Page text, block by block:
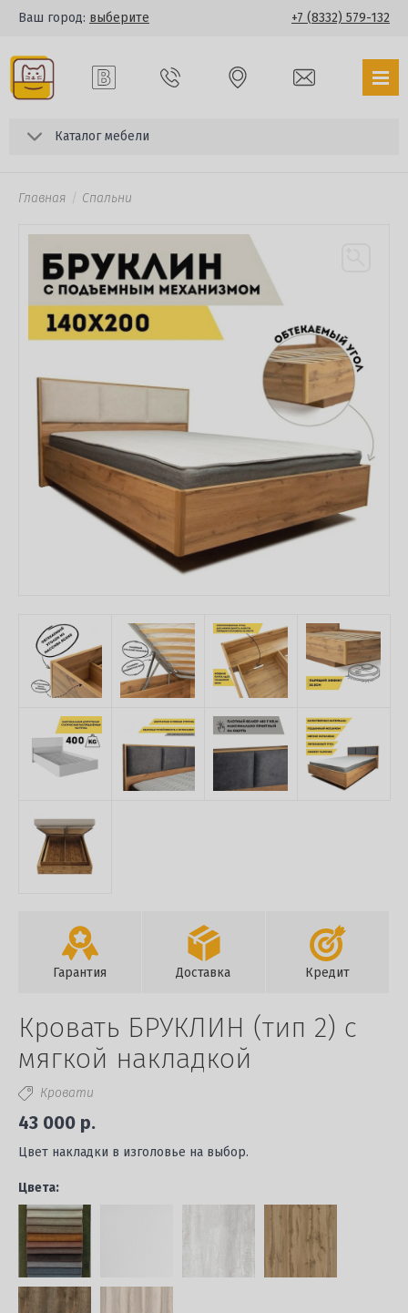
Ваш город: выберите +7 (8332) 579-132
Каталог мебели
Главная Спальни
Гарантия Доставка Кредит
Кровать БРУКЛИН (тип 2) с
мягкой накладкой
Кровати
43 000 р.
Цвет накладки в изголовье на выбор.
Цвета: